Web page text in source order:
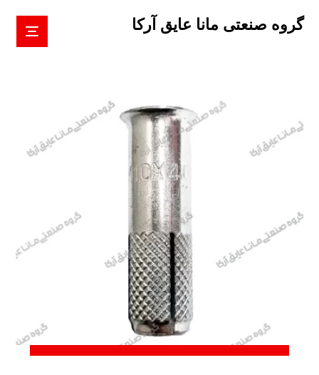
گروه صنعتی مانا عایق آرکا